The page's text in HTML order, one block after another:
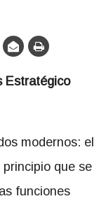
Estratégico
modernos: el
que se
funciones